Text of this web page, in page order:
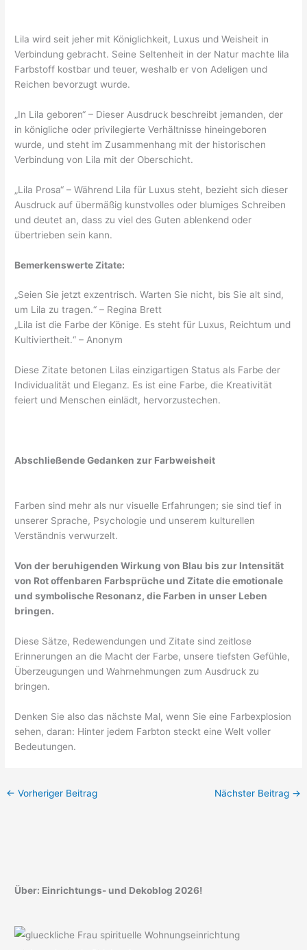
Lila wird seit jeher mit Königlichkeit, Luxus und Weisheit in
Verbindung gebracht. Seine Seltenheit in der Natur machte lila
Farbstoff kostbar und teuer, weshalb er von Adeligen und
Reichen bevorzugt wurde.
„In Lila geboren“ – Dieser Ausdruck beschreibt jemanden, der
in königliche oder privilegierte Verhältnisse hineingeboren
wurde, und steht im Zusammenhang mit der historischen
Verbindung von Lila mit der Oberschicht.
„Lila Prosa“ – Während Lila für Luxus steht, bezieht sich dieser
Ausdruck auf übermäßig kunstvolles oder blumiges Schreiben
und deutet an, dass zu viel des Guten ablenkend oder
übertrieben sein kann.
Bemerkenswerte Zitate:
„Seien Sie jetzt exzentrisch. Warten Sie nicht, bis Sie alt sind,
um Lila zu tragen.“ – Regina Brett
„Lila ist die Farbe der Könige. Es steht für Luxus, Reichtum und
Kultiviertheit.“ – Anonym
Diese Zitate betonen Lilas einzigartigen Status als Farbe der
Individualität und Eleganz. Es ist eine Farbe, die Kreativität
feiert und Menschen einlädt, hervorzustechen.
Abschließende Gedanken zur Farbweisheit
Farben sind mehr als nur visuelle Erfahrungen; sie sind tief in
unserer Sprache, Psychologie und unserem kulturellen
Verständnis verwurzelt.
Von der beruhigenden Wirkung von Blau bis zur Intensität
von Rot offenbaren Farbsprüche und Zitate die emotionale
und symbolische Resonanz, die Farben in unser Leben
bringen.
Diese Sätze, Redewendungen und Zitate sind zeitlose
Erinnerungen an die Macht der Farbe, unsere tiefsten Gefühle,
Überzeugungen und Wahrnehmungen zum Ausdruck zu
bringen.
Denken Sie also das nächste Mal, wenn Sie eine Farbexplosion
sehen, daran: Hinter jedem Farbton steckt eine Welt voller
Bedeutungen.
← Vorheriger Beitrag Nächster Beitrag →
Über: Einrichtungs- und Dekoblog 2026!